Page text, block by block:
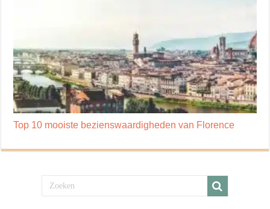
Top 10 mooiste bezienswaardigheden van Florence